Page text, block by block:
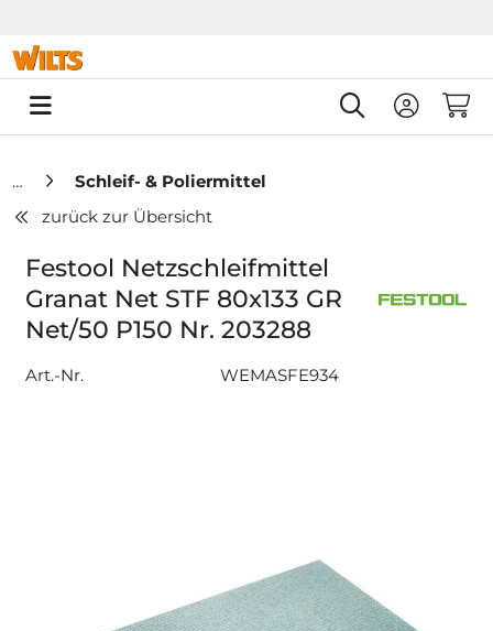
0
Schleif- & Poliermittel
zurück zur Übersicht
Festool Netzschleifmittel
Granat Net STF 80x133 GR
Net/50 P150 Nr. 203288
Art.-Nr. WEMASFE934